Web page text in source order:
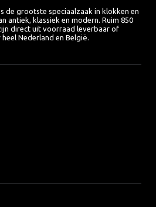
de grootste speciaalzaak in klokken en
antiek, klassiek en modern. Ruim 850
direct uit voorraad leverbaar of
Nederland en België.